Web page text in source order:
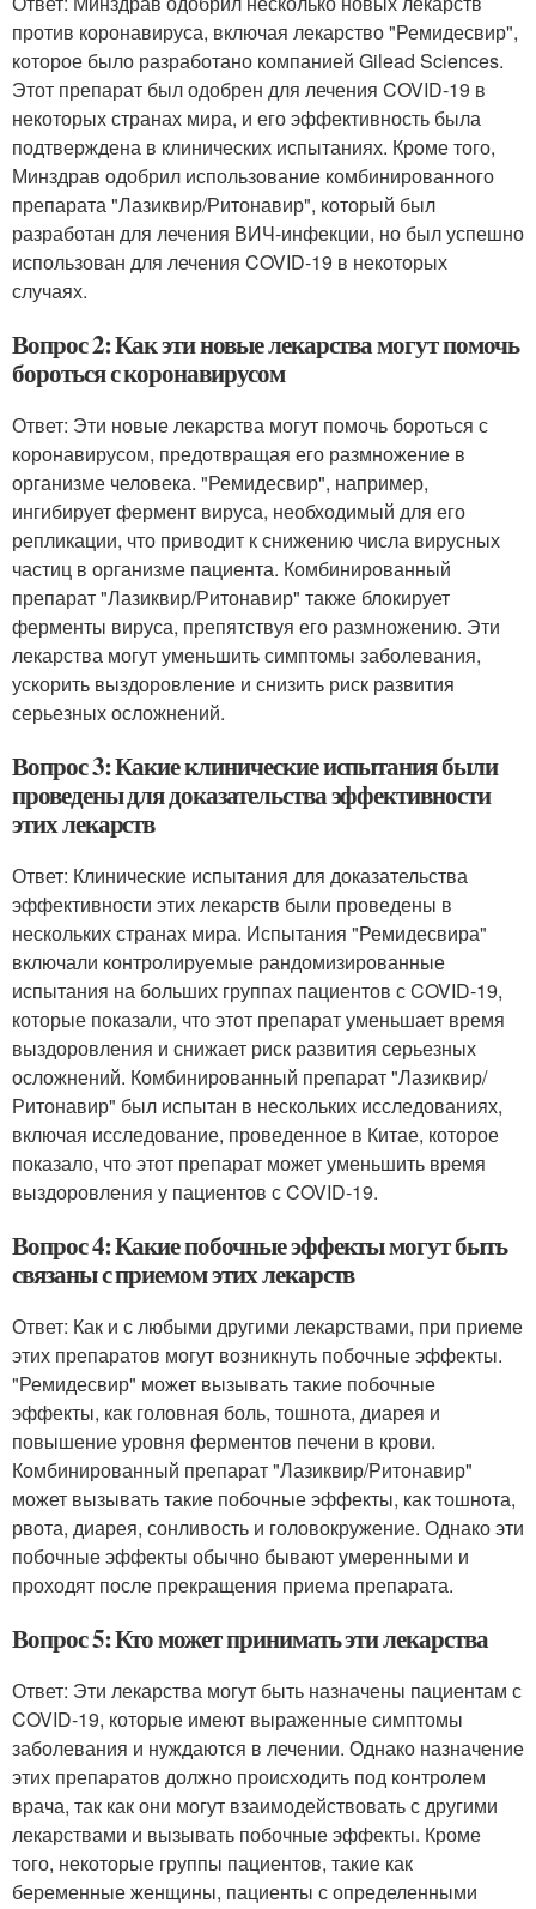
против коронавируса, включая лекарство "Ремидесвир",
которое было разработано компанией Gilead Sciences.
Этот препарат был одобрен для лечения COVID-19 в
некоторых странах мира, и его эффективность была
подтверждена в клинических испытаниях. Кроме того,
Минздрав одобрил использование комбинированного
препарата "Лазиквир/Ритонавир", который был
разработан для лечения ВИЧ-инфекции, но был успешно
использован для лечения COVID-19 в некоторых
случаях.
Вопрос 2: Как эти новые лекарства могут помочь
бороться с коронавирусом
Ответ: Эти новые лекарства могут помочь бороться с
коронавирусом, предотвращая его размножение в
организме человека. "Ремидесвир", например,
ингибирует фермент вируса, необходимый для его
репликации, что приводит к снижению числа вирусных
частиц в организме пациента. Комбинированный
препарат "Лазиквир/Ритонавир" также блокирует
ферменты вируса, препятствуя его размножению. Эти
лекарства могут уменьшить симптомы заболевания,
ускорить выздоровление и снизить риск развития
серьезных осложнений.
Вопрос 3: Какие клинические испытания были
проведены для доказательства эффективности
этих лекарств
Ответ: Клинические испытания для доказательства
эффективности этих лекарств были проведены в
нескольких странах мира. Испытания "Ремидесвира"
включали контролируемые рандомизированные
испытания на больших группах пациентов с COVID-19,
которые показали, что этот препарат уменьшает время
выздоровления и снижает риск развития серьезных
осложнений. Комбинированный препарат "Лазиквир/
Ритонавир" был испытан в нескольких исследованиях,
включая исследование, проведенное в Китае, которое
показало, что этот препарат может уменьшить время
выздоровления у пациентов с COVID-19.
Вопрос 4: Какие побочные эффекты могут быть
связаны с приемом этих лекарств
Ответ: Как и с любыми другими лекарствами, при приеме
этих препаратов могут возникнуть побочные эффекты.
"Ремидесвир" может вызывать такие побочные
эффекты, как головная боль, тошнота, диарея и
повышение уровня ферментов печени в крови.
Комбинированный препарат "Лазиквир/Ритонавир"
может вызывать такие побочные эффекты, как тошнота,
рвота, диарея, сонливость и головокружение. Однако эти
побочные эффекты обычно бывают умеренными и
проходят после прекращения приема препарата.
Вопрос 5: Кто может принимать эти лекарства
Ответ: Эти лекарства могут быть назначены пациентам с
COVID-19, которые имеют выраженные симптомы
заболевания и нуждаются в лечении. Однако назначение
этих препаратов должно происходить под контролем
врача, так как они могут взаимодействовать с другими
лекарствами и вызывать побочные эффекты. Кроме
того, некоторые группы пациентов, такие как
беременные женщины, пациенты с определенными